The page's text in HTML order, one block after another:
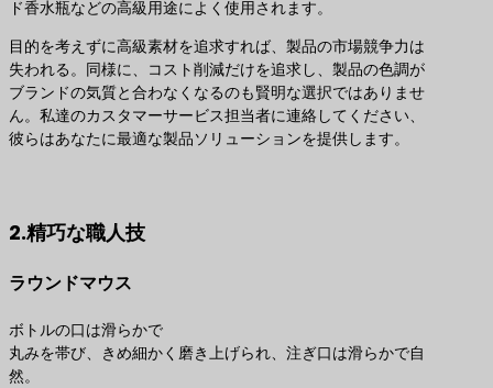
ド香水瓶などの高級用途によく使用されます。
目的を考えずに高級素材を追求すれば、製品の市場競争力は
失われる。同様に、コスト削減だけを追求し、製品の色調が
ブランドの気質と合わなくなるのも賢明な選択ではありませ
ん。私達のカスタマーサービス担当者に連絡してください、
彼らはあなたに最適な製品ソリューションを提供します。
2.精巧な職人技
ラウンドマウス
ボトルの口は滑らかで
丸みを帯び、きめ細かく磨き上げられ、注ぎ口は滑らかで自
然。